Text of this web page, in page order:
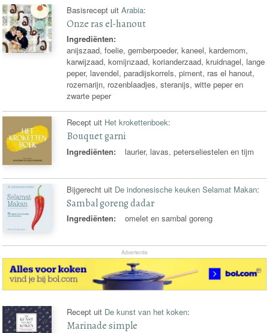
Basisrecept uitArabia:
Onze ras el-hanout
Ingrediënten:
anijszaad, foelie, gemberpoeder, kaneel, kardemom,
karwijzaad, komijnzaad, korianderzaad, kruidnagel, lange
peper, lavendel, paradijskorrels, piment, ras el hanout,
rozemarijn, rozenblaadjes, steranijs, witte peper en
zwarte peper
Recept uit Het krokettenboek:
Bouquet garni
Ingrediënten: laurier, lavas, peterseliestelen en tijm
Bijgerecht uit De indonesische keuken Selamat Makan:
Sambal goreng dadar
Ingrediënten: omelet en sambal goreng
Advertentie
Recept uit De kunst van het koken:
Marinade simple